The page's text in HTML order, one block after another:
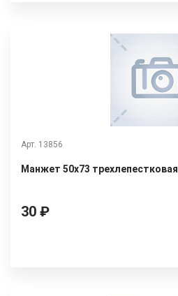
Арт. 13856
Манжет 50х73 трехлепестковая
30 ₽